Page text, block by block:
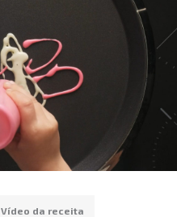
Vídeo da receita